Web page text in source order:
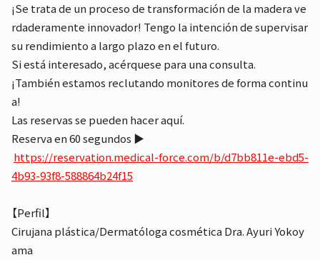
¡Se trata de un proceso de transformación de la madera ve
rdaderamente innovador! Tengo la intención de supervisar
su rendimiento a largo plazo en el futuro.
Si está interesado, acérquese para una consulta.
¡También estamos reclutando monitores de forma continu
a!
Las reservas se pueden hacer aquí.
Reserva en 60 segundos ▶︎
https://reservation.medical-force.com/b/d7bb811e-ebd5-
4b93-93f8-588864b24f15
【Perfil】
Cirujana plástica/Dermatóloga cosmética Dra. Ayuri Yokoy
ama